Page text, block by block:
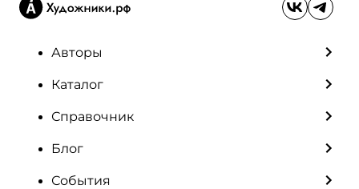
Авторы
Каталог
Справочник
Блог
События